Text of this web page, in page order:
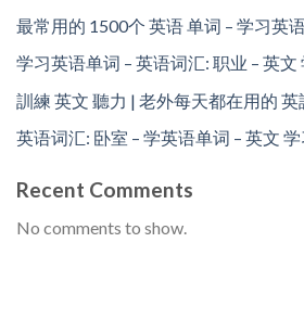
最常用的 1500个 英语 单词 – 学习英
学习英语单词 – 英语词汇: 职业 – 英文
訓練 英文 聽力 | 老外每天都在用的
英语词汇: 卧室 – 学英语单词 – 英文
Recent Comments
No comments to show.